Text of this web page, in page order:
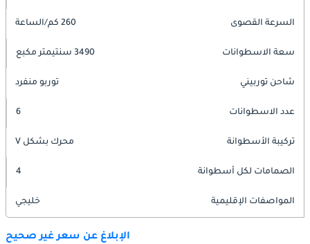
السرعة القصوى 260 كم/الساعة
سعة الاسطوانات 3490 سنتيمتر مكبع
شاحن توربيني توربو منفرد
عدد الاسطوانات 6
تركيبة الأسطوانة محرك بشكل V
الصمامات لكل أسطوانة 4
المواصفات الإقليمية خليجي
الإبلاغ عن سعر غير صحيح